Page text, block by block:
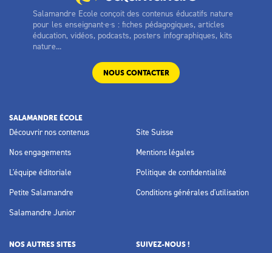
Salamandre Ecole conçoit des contenus éducatifs nature
pour les enseignant·e·s : fiches pédagogiques, articles
éducation, vidéos, podcasts, posters infographiques, kits
nature...
NOUS CONTACTER
SALAMANDRE ÉCOLE
Découvrir nos contenus
Nos engagements
L'équipe éditoriale
Petite Salamandre
Salamandre Junior
Site Suisse
Mentions légales
Politique de confidentialité
Conditions générales d'utilisation
NOS AUTRES SITES SUIVEZ-NOUS !